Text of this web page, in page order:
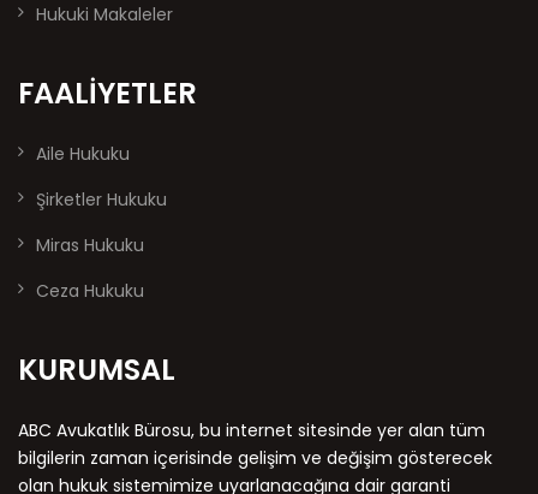
Hukuki Makaleler
FAALIYETLER
Aile Hukuku
Şirketler Hukuku
Miras Hukuku
Ceza Hukuku
KURUMSAL
ABC Avukatlık Bürosu, bu internet sitesinde yer alan tüm
bilgilerin zaman içerisinde gelişim ve değişim gösterecek
olan hukuk sistemimize uyarlanacağına dair garanti